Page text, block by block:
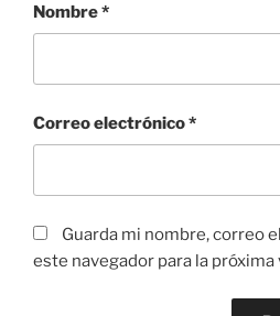
Nombre*
Correo electrónico*
Guarda mi nombre, correo
este navegador para la